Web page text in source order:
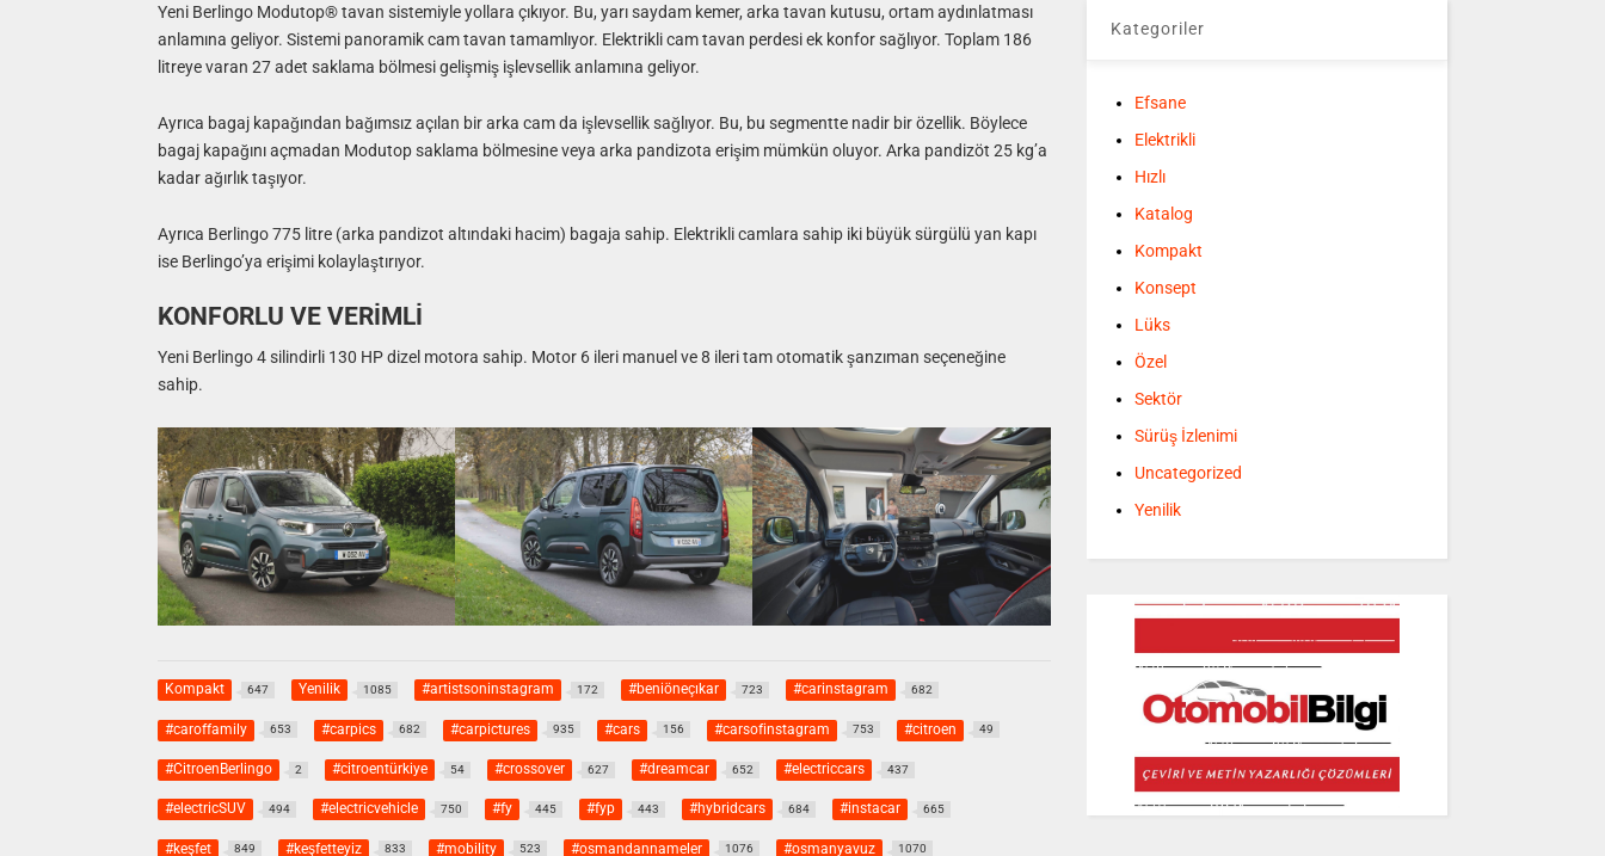
Yeni Berlingo Modutop® tavan sistemiyle yollara çıkıyor. Bu, yarı saydam kemer, arka tavan kutusu, ortam aydınlatması
anlamına geliyor. Sistemi panoramik cam tavan tamamlıyor. Elektrikli cam tavan perdesi ek konfor sağlıyor. Toplam 186
litreye varan 27 adet saklama bölmesi gelişmiş işlevsellik anlamına geliyor.
Ayrıca bagaj kapağından bağımsız açılan bir arka cam da işlevsellik sağlıyor. Bu, bu segmentte nadir bir özellik. Böylece
bagaj kapağını açmadan Modutop saklama bölmesine veya arka pandizota erişim mümkün oluyor. Arka pandizöt 25 kg’a
kadar ağırlık taşıyor.
Ayrıca Berlingo 775 litre (arka pandizot altındaki hacim) bagaja sahip. Elektrikli camlara sahip iki büyük sürgülü yan kapı
ise Berlingo’ya erişimi kolaylaştırıyor.
KONFORLU VE VERİMLİ
Yeni Berlingo 4 silindirli 130 HP dizel motora sahip. Motor 6 ileri manuel ve 8 ileri tam otomatik şanzıman seçeneğine
sahip.
Kompakt 647 Yenilik 1085 #artistsoninstagram 172 #beniöneçıkar 723 #carinstagram 682
#caroffamily 653 #carpics 682 #carpictures 935 #cars 156 #carsofinstagram 753 #citroen 49
#CitroenBerlingo 2 #citroentürkiye 54 #crossover 627 #dreamcar 652 #electriccars 437
#electricSUV 494 #electricvehicle 750 #fy 445 #fyp 443 #hybridcars 684 #instacar 665
#keşfet 849 #keşfetteyiz 833 #mobility 523 #osmandannameler 1076 #osmanyavuz 1070
Kategoriler
Efsane
Elektrikli
Hızlı
Katalog
Kompakt
Konsept
Lüks
Özel
Sektör
Sürüş İzlenimi
Uncategorized
Yenilik